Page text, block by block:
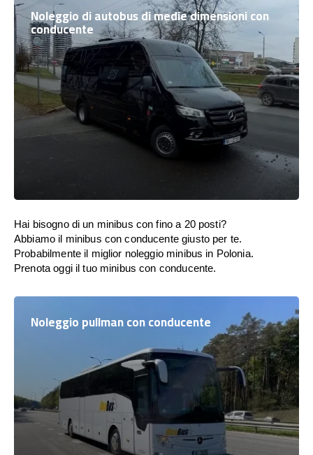
Noleggio di autobus di medie dimensioni con
conducente
Hai bisogno di un minibus con fino a 20 posti?
Abbiamo il minibus con conducente giusto per te.
Probabilmente il miglior noleggio minibus in Polonia.
Prenota oggi il tuo minibus con conducente.
Noleggio pullman con conducente